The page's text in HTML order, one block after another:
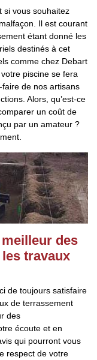
si vous souhaitez
Il est courant
étant donné les
destinés à cet
comme chez Debart
piscine se fera
de nos artisans
Alors, qu’est-ce
un coût de
par un amateur ?
des
travaux
de toujours satisfaire
de terrassement
des
écoute et en
qui pourront vous
respect de votre